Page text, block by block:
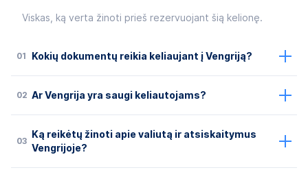
Viskas, ką verta žinoti prieš rezervuojant šią kelionę.
01 Kokių dokumentų reikia keliaujant į Vengriją?
02 Ar Vengrija yra saugi keliautojams?
03
Ką reikėtų žinoti apie valiutą ir atsiskaitymus
Vengrijoje?